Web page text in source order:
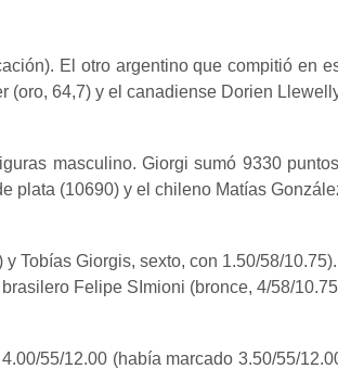
El otro argentino que compitió en
64,7) y el canadiense Dorien
masculino. Giorgi sumó 9330
plata (10690) y el chileno Matías
Tobías Giorgis, sexto, con 1.50/58/
Felipe SImioni (bronce, 4/58/
55/12.00 (había marcado 3.50/55/